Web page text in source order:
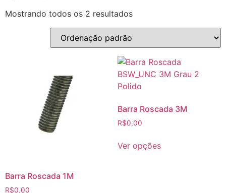
Mostrando todos os 2 resultados
Barra Roscada 1M
R$0,00
Barra Roscada 3M
R$0,00
Ver opções